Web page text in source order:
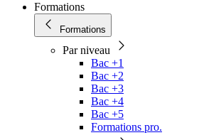
Formations
Formations
Par niveau
Bac +1
Bac +2
Bac +3
Bac +4
Bac +5
Formations pro.